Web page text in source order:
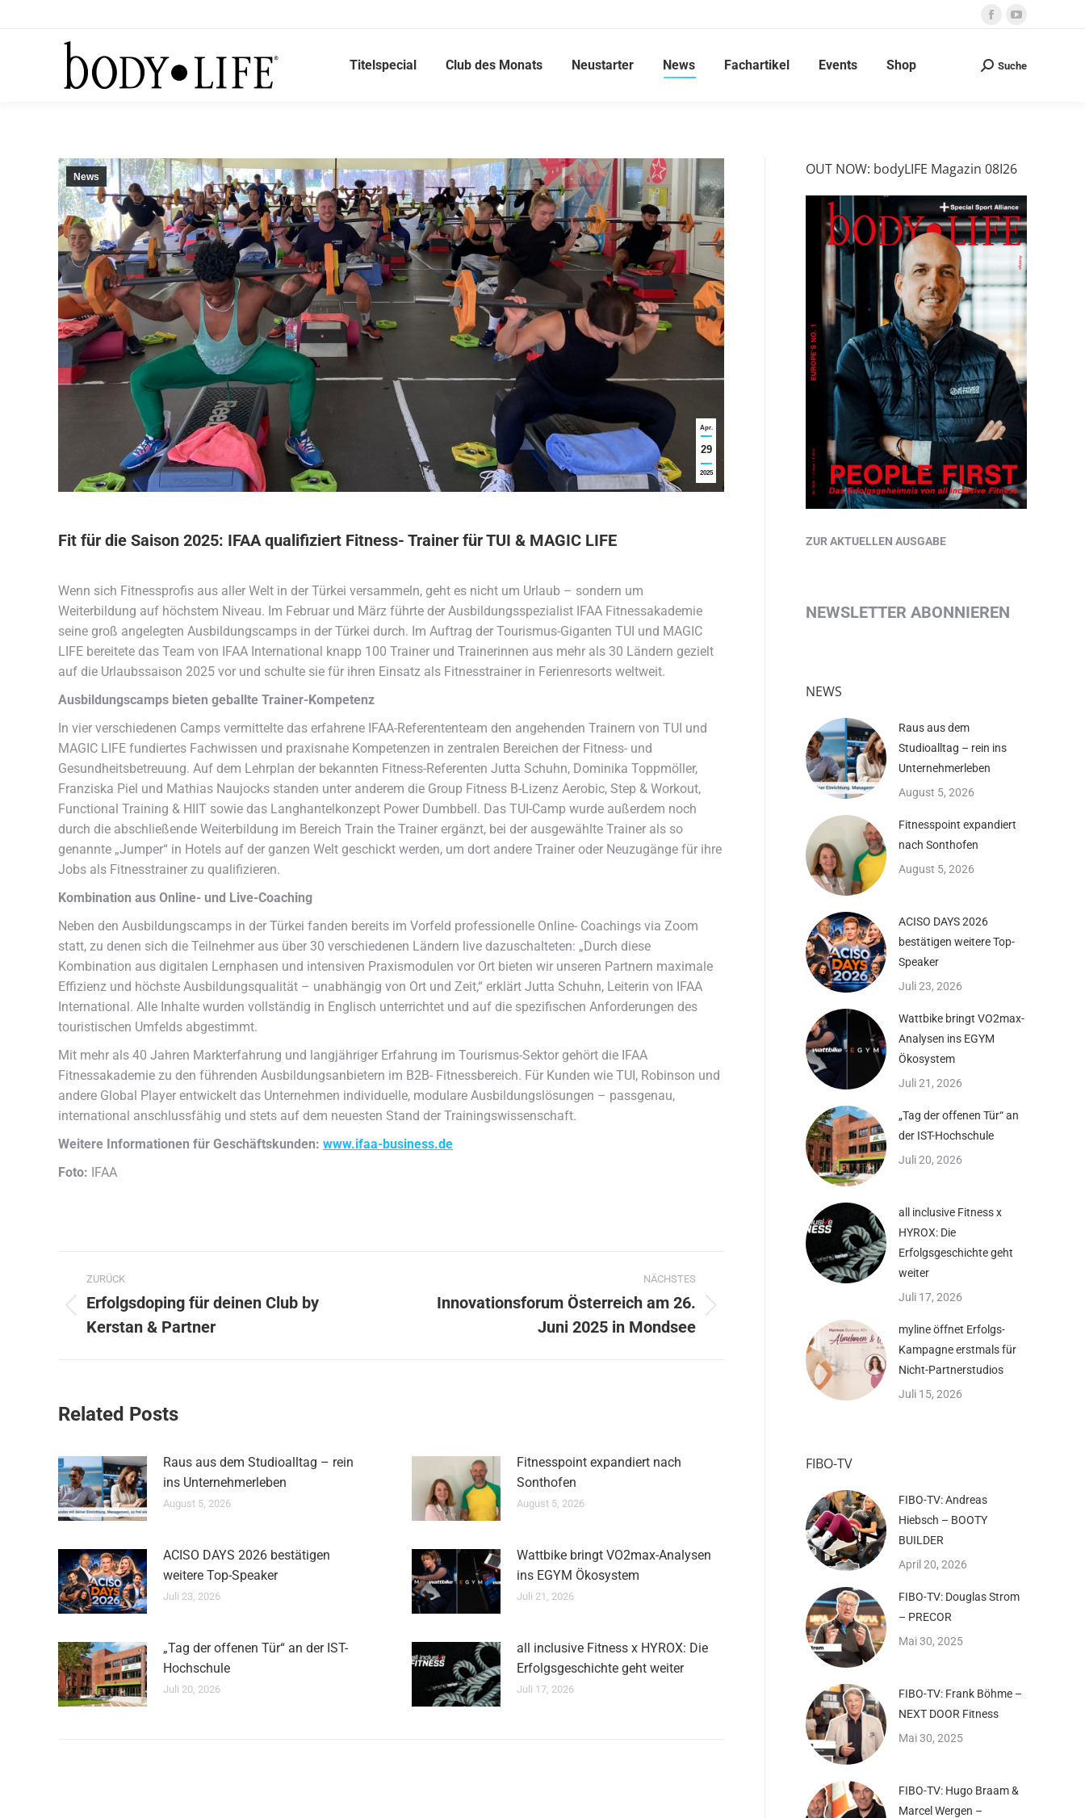
Facebook
opens
YouTube
opens
Titelspecial Club des Monats Neustarter News Fachartikel Events Shop Search:
Suche
Apr.
29
2025
News
Fit für die Saison 2025: IFAA qualifiziert Fitness- Trainer für TUI & MAGIC LIFE
Wenn sich Fitnessprofis aus aller Welt in der Türkei versammeln, geht es nicht um Urlaub – sondern um
Weiterbildung auf höchstem Niveau. Im Februar und März führte der Ausbildungsspezialist IFAA Fitnessakademie
seine groß angelegten Ausbildungscamps in der Türkei durch. Im Auftrag der Tourismus-Giganten TUI und MAGIC
LIFE bereitete das Team von IFAA International knapp 100 Trainer und Trainerinnen aus mehr als 30 Ländern gezielt
auf die Urlaubssaison 2025 vor und schulte sie für ihren Einsatz als Fitnesstrainer in Ferienresorts weltweit.
Ausbildungscamps bieten geballte Trainer-Kompetenz
In vier verschiedenen Camps vermittelte das erfahrene IFAA-Referententeam den angehenden Trainern von TUI und
MAGIC LIFE fundiertes Fachwissen und praxisnahe Kompetenzen in zentralen Bereichen der Fitness- und
Gesundheitsbetreuung. Auf dem Lehrplan der bekannten Fitness-Referenten Jutta Schuhn, Dominika Toppmöller,
Franziska Piel und Mathias Naujocks standen unter anderem die Group Fitness B-Lizenz Aerobic, Step & Workout,
Functional Training & HIIT sowie das Langhantelkonzept Power Dumbbell. Das TUI-Camp wurde außerdem noch
durch die abschließende Weiterbildung im Bereich Train the Trainer ergänzt, bei der ausgewählte Trainer als so
genannte „Jumper“ in Hotels auf der ganzen Welt geschickt werden, um dort andere Trainer oder Neuzugänge für ihre
Jobs als Fitnesstrainer zu qualifizieren.
Kombination aus Online- und Live-Coaching
Neben den Ausbildungscamps in der Türkei fanden bereits im Vorfeld professionelle Online- Coachings via Zoom
statt, zu denen sich die Teilnehmer aus über 30 verschiedenen Ländern live dazuschalteten: „Durch diese
Kombination aus digitalen Lernphasen und intensiven Praxismodulen vor Ort bieten wir unseren Partnern maximale
Effizienz und höchste Ausbildungsqualität – unabhängig von Ort und Zeit,“ erklärt Jutta Schuhn, Leiterin von IFAA
International. Alle Inhalte wurden vollständig in Englisch unterrichtet und auf die spezifischen Anforderungen des
touristischen Umfelds abgestimmt.
Mit mehr als 40 Jahren Markterfahrung und langjähriger Erfahrung im Tourismus-Sektor gehört die IFAA
Fitnessakademie zu den führenden Ausbildungsanbietern im B2B- Fitnessbereich. Für Kunden wie TUI, Robinson und
andere Global Player entwickelt das Unternehmen individuelle, modulare Ausbildungslösungen – passgenau,
international anschlussfähig und stets auf dem neuesten Stand der Trainingswissenschaft.
Weitere Informationen für Geschäftskunden: www.ifaa-business.de
Foto: IFAA
Kommentarnavigation
ZURÜCK
Vorheriger
Beitrag:
Erfolgsdoping für deinen Club by
Kerstan & Partner
NÄCHSTES
Innovationsforum Österreich am 26.
Juni 2025 in Mondsee
Related Posts
Raus aus dem Studioalltag – rein
ins Unternehmerleben
August 5, 2026
Fitnesspoint expandiert nach
Sonthofen
August 5, 2026
ACISO DAYS 2026 bestätigen
weitere Top-Speaker
Juli 23, 2026
Wattbike bringt VO2max-Analysen
ins EGYM Ökosystem
Juli 21, 2026
„Tag der offenen Tür“ an der IST-
Hochschule
Juli 20, 2026
all inclusive Fitness x HYROX: Die
Erfolgsgeschichte geht weiter
Juli 17, 2026
OUT NOW: bodyLIFE Magazin 08I26
ZUR AKTUELLEN AUSGABE
NEWSLETTER ABONNIEREN
NEWS
Raus aus dem
Studioalltag – rein ins
Unternehmerleben
August 5, 2026
Fitnesspoint expandiert
nach Sonthofen
August 5, 2026
ACISO DAYS 2026
bestätigen weitere Top-
Speaker
Juli 23, 2026
Wattbike bringt VO2max-
Analysen ins EGYM
Ökosystem
Juli 21, 2026
„Tag der offenen Tür“ an
der IST-Hochschule
Juli 20, 2026
all inclusive Fitness x
HYROX: Die
Erfolgsgeschichte geht
weiter
Juli 17, 2026
myline öffnet Erfolgs-
Kampagne erstmals für
Nicht-Partnerstudios
Juli 15, 2026
FIBO-TV
FIBO-TV: Andreas
Hiebsch – BOOTY
BUILDER
April 20, 2026
FIBO-TV: Douglas Strom
– PRECOR
Mai 30, 2025
FIBO-TV: Frank Böhme –
NEXT DOOR Fitness
Mai 30, 2025
FIBO-TV: Hugo Braam &
Marcel Wergen –